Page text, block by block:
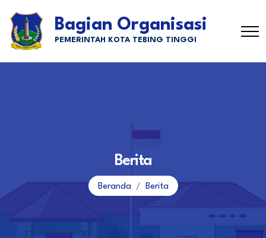
Bagian Organisasi
PEMERINTAH KOTA TEBING TINGGI
Berita
Beranda Berita